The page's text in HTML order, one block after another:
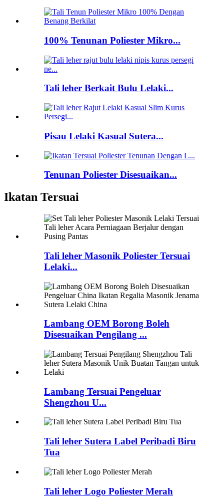
100% Tenunan Poliester Mikro...
Tali leher Berkait Bulu Lelaki...
Pisau Lelaki Kasual Sutera...
Tenunan Poliester Disesuaikan...
Ikatan Tersuai
Tali leher Masonik Poliester Tersuai
Lelaki...
Lambang OEM Borong Boleh
Disesuaikan Pengilang ...
Lambang Tersuai Pengeluar
Shengzhou U...
Tali leher Sutera Label Peribadi Biru
Tua
Tali leher Logo Poliester Merah